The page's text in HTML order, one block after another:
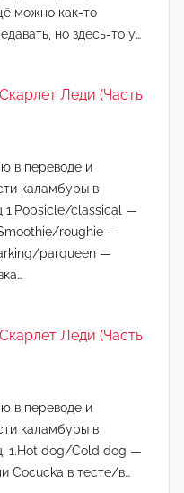
можно как-то
но здесь-то у…
Леди (Часть
в переводе и
каламбуры в
1.Popsicle/classical —
roughie —
parqueen —
Леди (Часть
в переводе и
каламбуры в
1.Hot dog/Cold dog —
Cocucka в тесте/в…